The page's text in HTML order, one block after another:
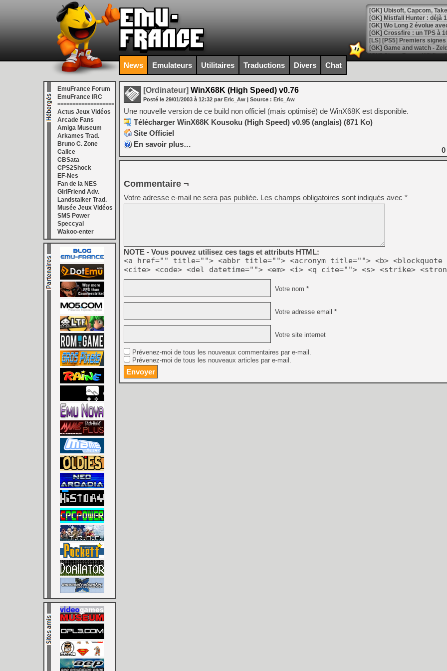
[GK] Mistfall Hunter : déjà
[GK] Wo Long 2 évolue
[GK] Crossfire : un TPS à
[LS] [PS5] Premiers
[Mo5] DOOM arrive en
[GK] Bethesda fête les 30
[GK] Roblox : l'action en
[GK] Agenda - GeForce
[LS] [PS5] ps5-y2jb-
[GK] Pourquoi Marvel
[GK] Test : Restory : Chill
[GK] GTA 6 : Rockstar
[GK] Hot Wheels Infinite
[GK] Mémoire cash -
[GK] Résultats Nintendo :
[GK] Déjà des
[Mo5] Brickboy cherche à
[GK] Minecraft et ses «
[GK] Beast of
[GK] Ubisoft : fin de partie
[GK] Mémoire cash -
[GK] Dan Houser (GTA)
[GK] Comment EA Sports
[GK] Crimson Moon : un
[GK] Isle of Reveries : le
[GK] Moonlighter 2 : The
[GK] Capcom relance
[Mo5] Deux inédits du
News Emulateurs Utilitaires Traductions Divers Chat
EmuFrance Forum
EmuFrance IRC
===================
Actus Jeux Vidéos
Arcade Fans
Amiga Museum
Arkames Trad.
Bruno C. Zone
Calice
CBSata
CPS2Shock
EF-Nes
Fan de la NES
GirlFriend Adv.
Landstalker Trad.
Musée Jeux Vidéos
SMS Power
Speccyal
Wakoo-enter
[Ordinateur] WinX68K (High Speed) v0.76
Posté le 29/01/2003 à 12:32 par Eric_Aw | Source : Eric_Aw
Une nouvelle version de ce build non officiel (mais optimisé) de WinX68K est disponible.
Télécharger WinX68K Kousoku (High Speed) v0.95 (anglais) (871 Ko)
Site Officiel
En savoir plus…
0
Commentaire ¬
Votre adresse e-mail ne sera pas publiée. Les champs obligatoires sont indiqués avec *
NOTE - Vous pouvez utilisez ces tags et attributs HTML:
<a href="" title=""> <abbr title=""> <acronym title=""> <b> <blockquote
<cite> <code> <del datetime=""> <em> <i> <q cite=""> <s> <strike>
Votre nom *
Votre adresse email *
Votre site internet
Prévenez-moi de tous les nouveaux commentaires par e-mail.
Prévenez-moi de tous les nouveaux articles par e-mail.